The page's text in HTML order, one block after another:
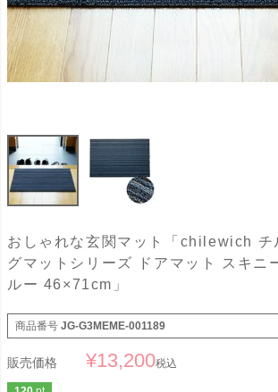
おしゃれな玄関マット「chilewich チ
グマットシリーズ ドアマット スキニ
ルー 46×71cm」
商品番号 JG-G3MEME-001189
販売価格 ¥13,200税込